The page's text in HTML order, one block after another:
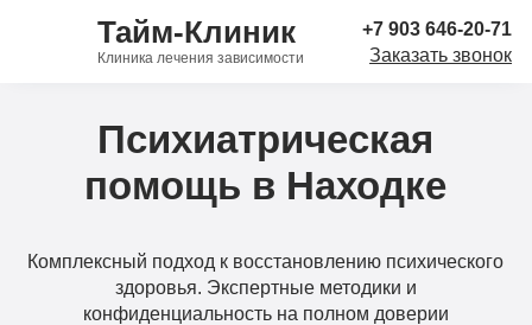
Тайм-Клиник
Клиника лечения зависимости
+7 903 646-20-71
Заказать звонок
Психиатрическая
помощь в Находке
Комплексный подход к восстановлению психического
здоровья. Экспертные методики и
конфиденциальность на полном доверии